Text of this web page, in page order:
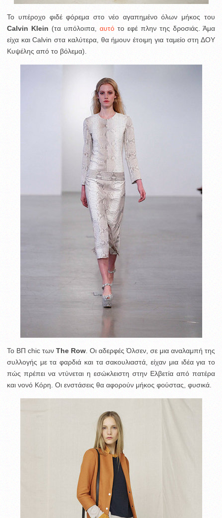
Το υπέροχο φιδέ φόρεμα στο νέο αγαπημένο όλων μήκος του
Calvin Klein (τα υπόλοιπα, αυτό το εφέ πλην της δροσιάς. Άμα
είχα και Calvin στα καλύτερα, θα ήμουν έτοιμη για ταμείο στη ΔΟΥ
Κυψέλης από το βόλεμα).
Το ΒΠ chic των The Row . Οι αδερφές Όλσεν, σε μια αναλαμπή της
συλλογής με τα φαρδιά και τα σακουλιαστά, είχαν μια ιδέα για το
πώς πρέπει να ντύνεται η εσώκλειστη στην Ελβετία από πατέρα
και νονό Κόρη. Οι ενστάσεις θα αφορούν μήκος φούστας, φυσικά.